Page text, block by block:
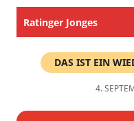
Ratinger Jonges
DAS IST EIN
4.